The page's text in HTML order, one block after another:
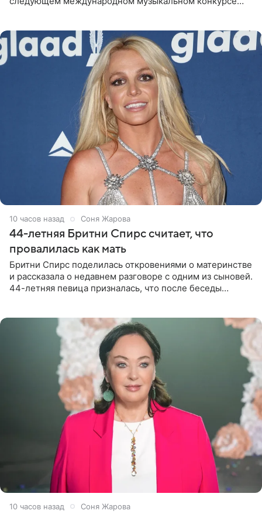
10 часов назад Соня Жарова
44-летняя Бритни Спирс считает, что
провалилась как мать
Бритни Спирс поделилась откровениями о материнстве
и рассказала о недавнем разговоре с одним из сыновей.
44-летняя певица призналась, что после беседы
10 часов назад Соня Жарова